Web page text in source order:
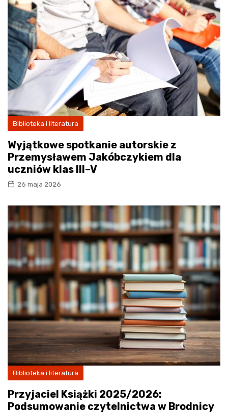
Biblioteka i literatura
Wyjątkowe spotkanie autorskie z
Przemysławem Jakóbczykiem dla
uczniów klas III–V
26 maja 2026
Biblioteka i literatura
Przyjaciel Książki 2025/2026:
Podsumowanie czytelnictwa w Brodnicy